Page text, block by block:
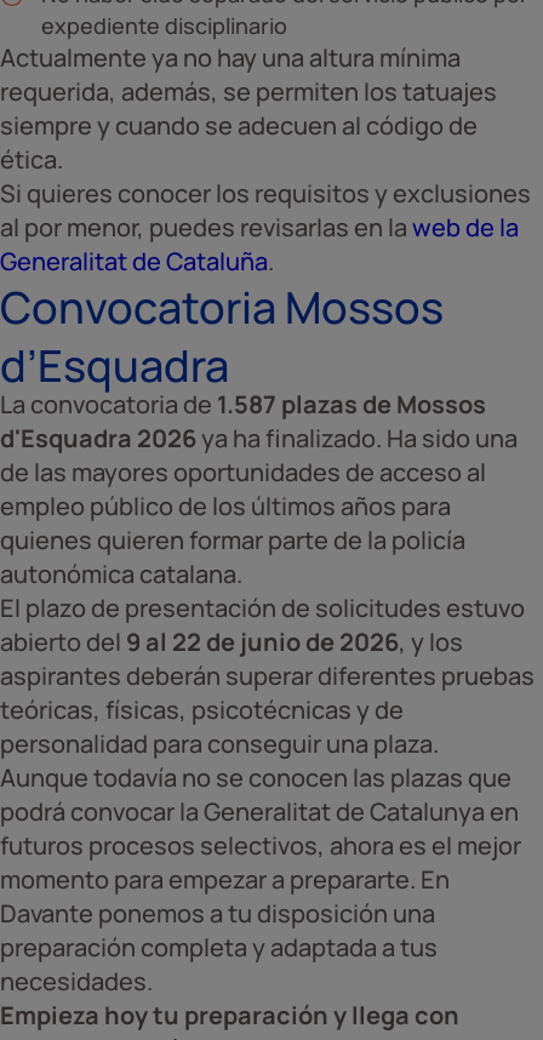
expediente disciplinario
Actualmente ya no hay una altura mínima
requerida, además, se permiten los tatuajes
siempre y cuando se adecuen al código de
ética.
Si quieres conocer los requisitos y exclusiones
al por menor, puedes revisarlas en laweb de la
Generalitat de Cataluña.
Convocatoria Mossos
d’Esquadra
La convocatoria de 1.587 plazas de Mossos
d'Esquadra 2026ya ha finalizado. Ha sido una
de las mayores oportunidades de acceso al
empleo público de los últimos años para
quienes quieren formar parte de la policía
autonómica catalana.
El plazo de presentación de solicitudes estuvo
abierto del 9 al 22 de junio de 2026, y los
aspirantes deberán superar diferentes pruebas
teóricas, físicas, psicotécnicas y de
personalidad para conseguir una plaza.
Aunque todavía no se conocen las plazas que
podrá convocar la Generalitat de Catalunya en
futuros procesos selectivos, ahora es el mejor
momento para empezar a prepararte. En
Davante ponemos a tu disposición una
preparación completa y adaptada a tus
necesidades.
Empieza hoy tu preparación y llega con